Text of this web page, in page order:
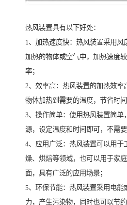
热风装置具有以下好处：
1、加热速度快：热风装置采用风
加热的物体或空气中，加热速度
率；
2、效率高：热风装置的加热效率
物体加热到需要的温度，节省时间
3、操作简单：使用热风装置简单
源，设定温度和时间即可，不需要
4、应用广泛：热风装置可以用于
燥、烘焙等领域，也可以用于家
面，具有广泛的应用场景；
5、环保节能：热风装置采用电能
力，产生污染物，同时也可以节